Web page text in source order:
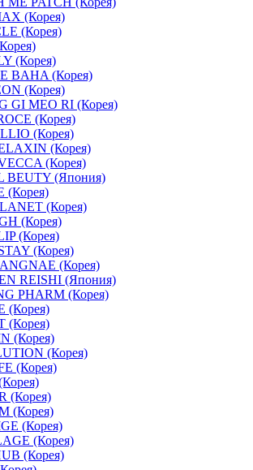
(Корея)
(Корея)
(Корея)
BAHA (Корея)
(Корея)
GI MEO RI (Корея)
(Корея)
(Корея)
(Корея)
(Корея)
BEUTY (Япония)
(Корея)
(Корея)
(Корея)
(Корея)
(Корея)
(Корея)
REISHI (Япония)
PHARM (Корея)
(Корея)
(Корея)
(Корея)
(Корея)
(Корея)
(Корея)
(Корея)
(Корея)
(Корея)
(Корея)